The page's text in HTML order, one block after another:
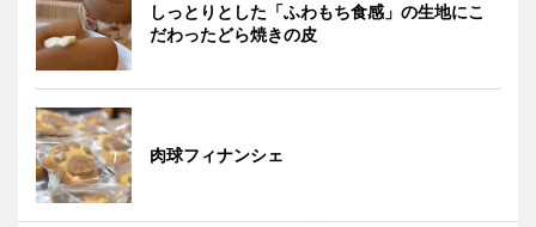
しっとりとした「ふわもち食感」の生地にこ
だわったどら焼きの皮
肉球フィナンシェ